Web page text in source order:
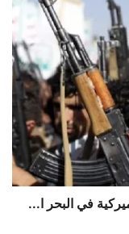
في البحر ا...